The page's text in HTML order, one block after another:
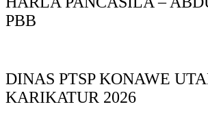
PBB
DINAS PTSP KONAWE
KARIKATUR 2026